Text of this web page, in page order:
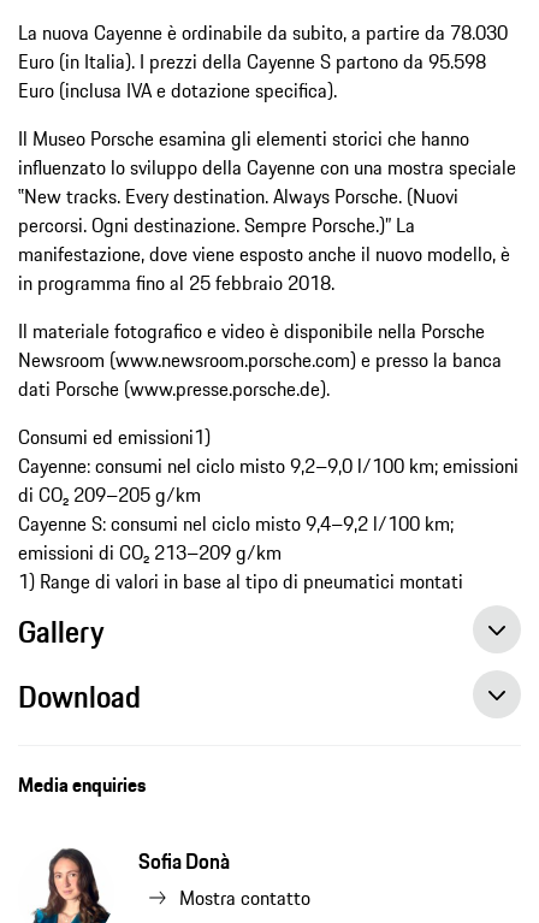
La nuova Cayenne è ordinabile da subito, a partire da 78.030
Euro (in Italia). I prezzi della Cayenne S partono da 95.598
Euro (inclusa IVA e dotazione specifica).
Il Museo Porsche esamina gli elementi storici che hanno
influenzato lo sviluppo della Cayenne con una mostra speciale
‟New tracks. Every destination. Always Porsche. (Nuovi
percorsi. Ogni destinazione. Sempre Porsche.)” La
manifestazione, dove viene esposto anche il nuovo modello, è
in programma fino al 25 febbraio 2018.
Il materiale fotografico e video è disponibile nella Porsche
Newsroom (www.newsroom.porsche.com) e presso la banca
dati Porsche (www.presse.porsche.de).
Consumi ed emissioni1)
Cayenne: consumi nel ciclo misto 9,2–9,0 l/100 km; emissioni
di CO₂ 209–205 g/km
Cayenne S: consumi nel ciclo misto 9,4–9,2 l/100 km;
emissioni di CO₂ 213–209 g/km
1) Range di valori in base al tipo di pneumatici montati
Gallery
Download
Media enquiries
Sofia Donà
Mostra contatto